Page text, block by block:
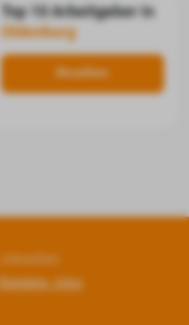
Top 10 Arbeitgeber in
Oldenburg
Ansehen
Jobseiten
Beliebte Jobs